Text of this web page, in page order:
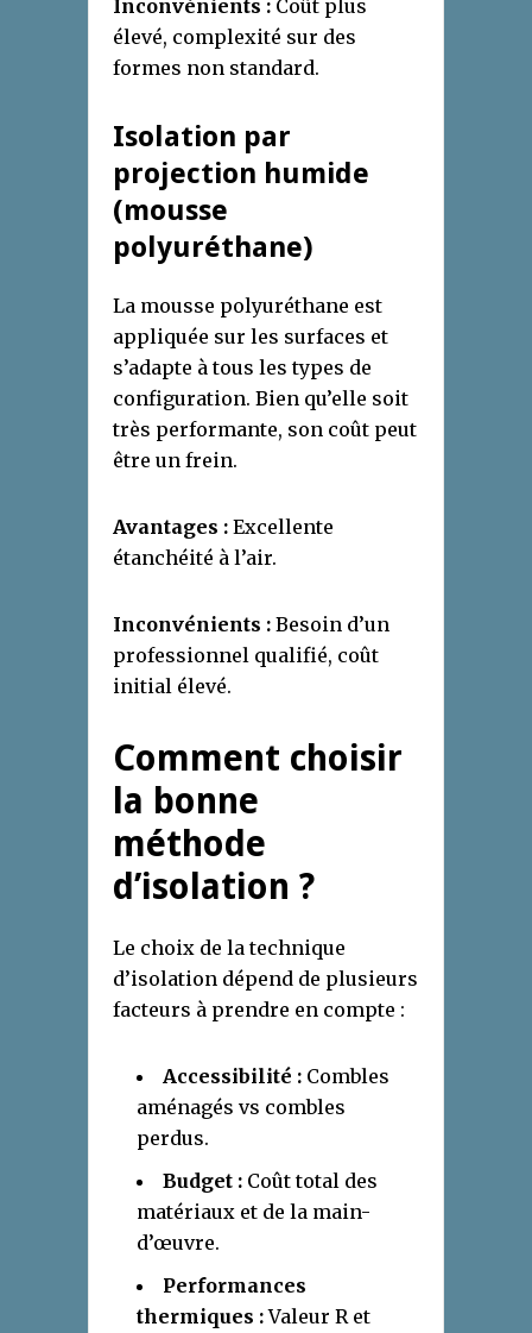
Inconvénients : Coût plus
élevé, complexité sur des
formes non standard.
Isolation par
projection humide
(mousse
polyuréthane)
La mousse polyuréthane est
appliquée sur les surfaces et
s’adapte à tous les types de
configuration. Bien qu’elle soit
très performante, son coût peut
être un frein.
Avantages : Excellente
étanchéité à l’air.
Inconvénients : Besoin d’un
professionnel qualifié, coût
initial élevé.
Comment choisir
la bonne
méthode
d’isolation ?
Le choix de la technique
d’isolation dépend de plusieurs
facteurs à prendre en compte :
Accessibilité : Combles
aménagés vs combles
perdus.
Budget : Coût total des
matériaux et de la main-
d’œuvre.
Performances
thermiques :Valeur R et